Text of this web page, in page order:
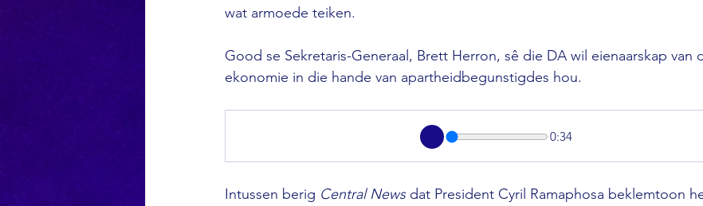
wat armoede teiken.
Good se Sekretaris-Generaal, Brett Herron, sê die DA wil eienaarskap van
ekonomie in die hande van apartheidbegunstigdes hou.
0:34
Intussen berig Central News dat President Cyril Ramaphosa beklemtoon